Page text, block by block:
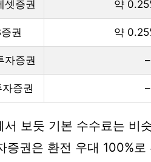
셋증권 약
권 약
자증권 –
증권 –
서 보듯 기본 수수료는 비
증권은 환전 우대 100%